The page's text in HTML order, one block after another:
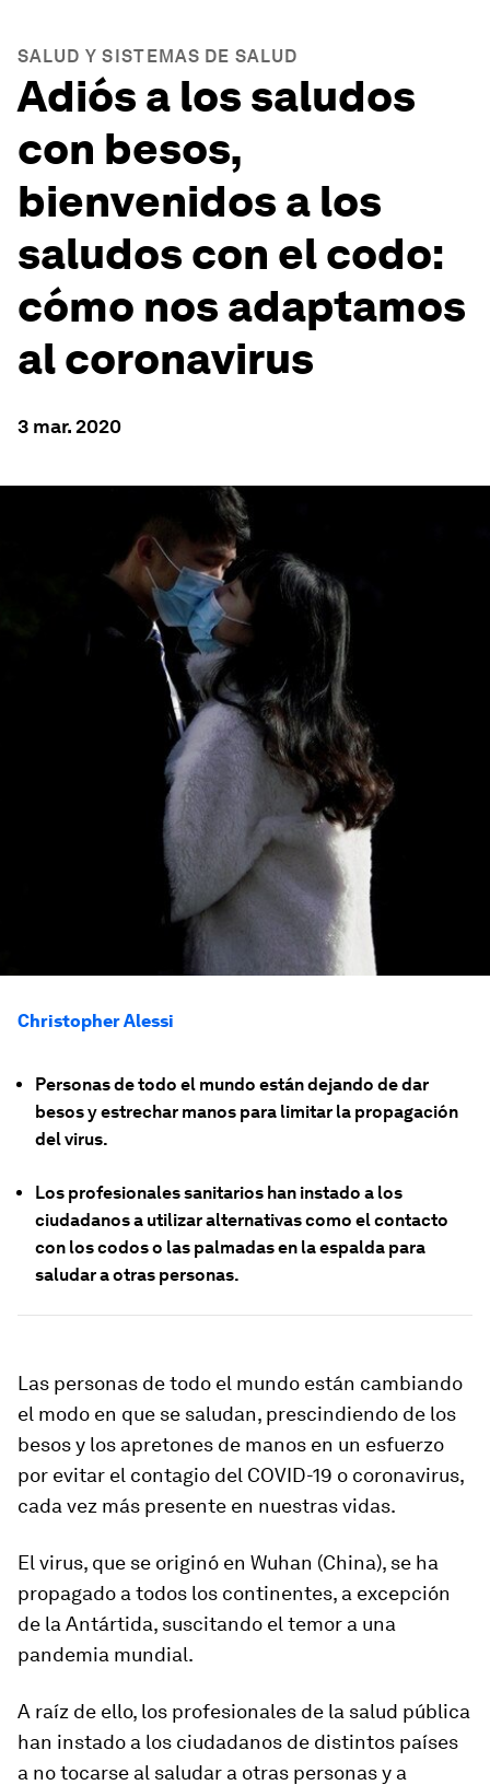
SALUD Y SISTEMAS DE SALUD
Adiós a los saludos
con besos,
bienvenidos a los
saludos con el codo:
cómo nos adaptamos
al coronavirus
3 mar. 2020
Christopher Alessi
Personas de todo el mundo están dejando de dar
besos y estrechar manos para limitar la propagación
del virus.
Los profesionales sanitarios han instado a los
ciudadanos a utilizar alternativas como el contacto
con los codos o las palmadas en la espalda para
saludar a otras personas.
Las personas de todo el mundo están cambiando
el modo en que se saludan, prescindiendo de los
besos y los apretones de manos en un esfuerzo
por evitar el contagio del COVID-19 o coronavirus,
cada vez más presente en nuestras vidas.
El virus, que se originó en Wuhan (China), se ha
propagado a todos los continentes, a excepción
de la Antártida, suscitando el temor a una
pandemia mundial.
A raíz de ello, los profesionales de la salud pública
han instado a los ciudadanos de distintos países
a no tocarse al saludar a otras personas y a